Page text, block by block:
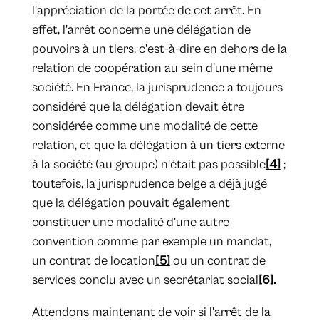
l'appréciation de la portée de cet arrêt. En
effet, l'arrêt concerne une délégation de
pouvoirs à un tiers, c'est-à-dire en dehors de la
relation de coopération au sein d'une même
société. En France, la jurisprudence a toujours
considéré que la délégation devait être
considérée comme une modalité de cette
relation, et que la délégation à un tiers externe
à la société (au groupe) n'était pas possible[4] ;
toutefois, la jurisprudence belge a déjà jugé
que la délégation pouvait également
constituer une modalité d'une autre
convention comme par exemple un mandat,
un contrat de location[5] ou un contrat de
services conclu avec un secrétariat social[6].
Attendons maintenant de voir si l'arrêt de la